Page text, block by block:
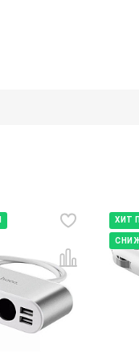
ХИТ